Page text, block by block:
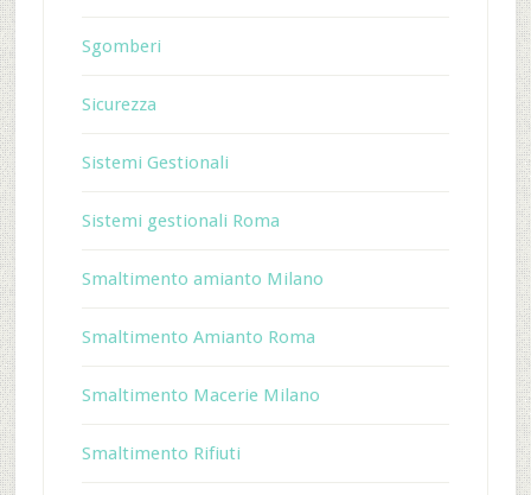
Sgomberi
Sicurezza
Sistemi Gestionali
Sistemi gestionali Roma
Smaltimento amianto Milano
Smaltimento Amianto Roma
Smaltimento Macerie Milano
Smaltimento Rifiuti